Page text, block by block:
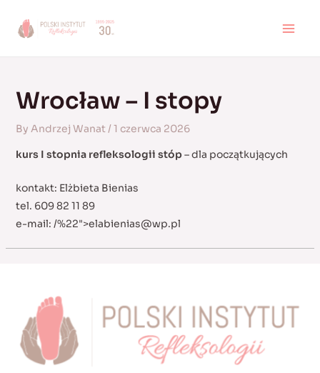
Wrocław – I stopy
By Andrzej Wanat/1 czerwca 2026
kurs I stopnia refleksologii stóp– dla początkujących
kontakt: Elżbieta Bienias
tel. 609 82 11 89
e-mail: /%22">elabienias@wp.pl